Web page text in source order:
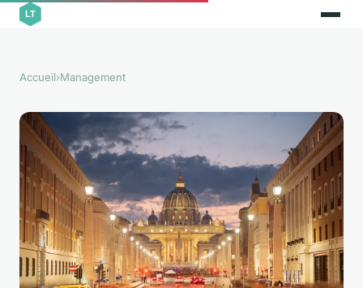
Accueil›Management